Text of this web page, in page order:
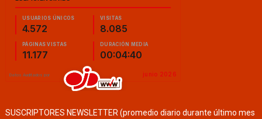
SUSCRIPTORES NEWSLETTER (promedio diario durante último mes